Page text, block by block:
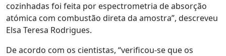
cozinhadas foi feita por espectrometria de absorção
atómica com combustão direta da amostra”, descreveu
Elsa Teresa Rodrigues.
De acordo com os cientistas, “verificou-se que os